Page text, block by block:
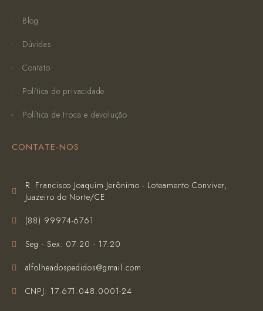
Blog
Dúvidas
Contato
Política de privacidade
Política de troca e devolução
CONTATE-NOS
R. Francisco Joaquim Jerônimo - Loteamento Conviver,
Juazeiro do Norte/CE
(‪88) 99974-6761‬
Seg - Sex: 07:20 - 17:20
alfolheadospedidos@gmail.com
CNPJ: 17.671.048.0001-24